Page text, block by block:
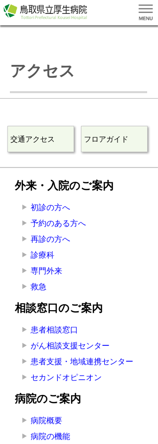
アクセス
交通アクセス フロアガイド
外来・入院のご案内
初診の方へ
予約のある方へ
再診の方へ
診療科
専門外来
救急
相談窓口のご案内
患者相談窓口
がん相談支援センター
患者支援・地域連携センター
セカンドオピニオン
病院のご案内
病院概要
病院の機能